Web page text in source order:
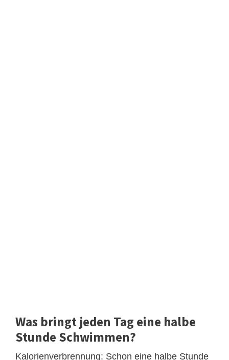
Was bringt jeden Tag eine halbe
Stunde Schwimmen?
Kalorienverbrennung: Schon eine halbe Stunde